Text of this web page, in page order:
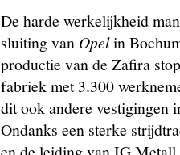
De harde werkelijkheid
sluiting van Opelin
productie van de Zafira
fabriek met 3.300
dit ook andere vestigingen
Ondanks een sterke